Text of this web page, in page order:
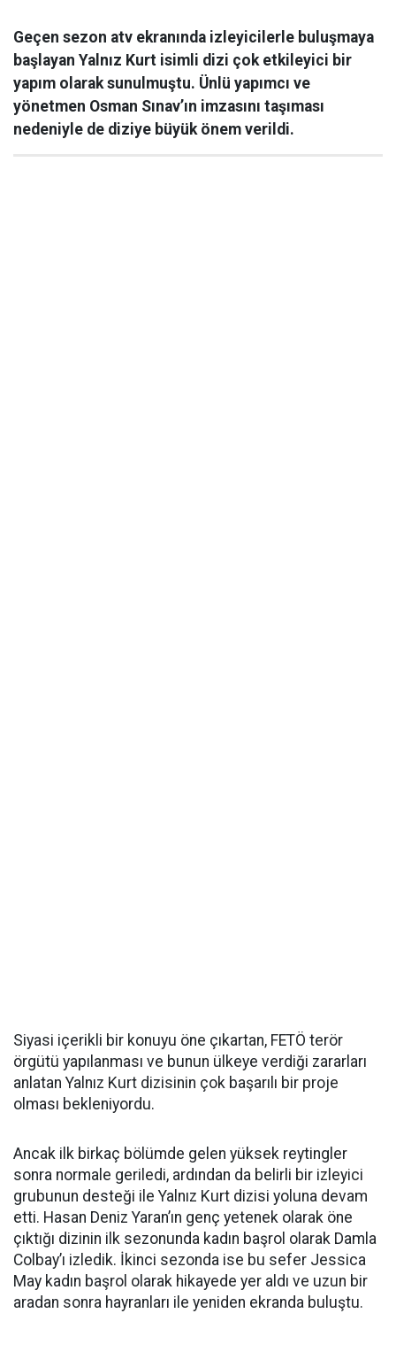
Geçen sezon atv ekranında izleyicilerle buluşmaya
başlayan Yalnız Kurt isimli dizi çok etkileyici bir
yapım olarak sunulmuştu. Ünlü yapımcı ve
yönetmen Osman Sınav’ın imzasını taşıması
nedeniyle de diziye büyük önem verildi.
Siyasi içerikli bir konuyu öne çıkartan, FETÖ terör
örgütü yapılanması ve bunun ülkeye verdiği zararları
anlatan Yalnız Kurt dizisinin çok başarılı bir proje
olması bekleniyordu.
Ancak ilk birkaç bölümde gelen yüksek reytingler
sonra normale geriledi, ardından da belirli bir izleyici
grubunun desteği ile Yalnız Kurt dizisi yoluna devam
etti. Hasan Deniz Yaran’ın genç yetenek olarak öne
çıktığı dizinin ilk sezonunda kadın başrol olarak Damla
Colbay’ı izledik. İkinci sezonda ise bu sefer Jessica
May kadın başrol olarak hikayede yer aldı ve uzun bir
aradan sonra hayranları ile yeniden ekranda buluştu.